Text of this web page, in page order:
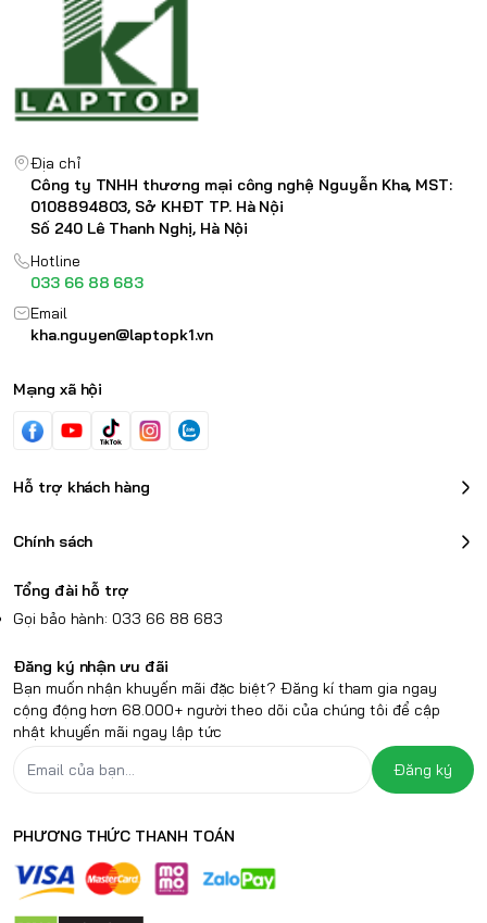
Địa chỉ
Công ty TNHH thương mại công nghệ Nguyễn Kha, MST:
0108894803, Sở KHĐT TP. Hà Nội
Số 240 Lê Thanh Nghị, Hà Nội
Hotline
033 66 88 683
Email
kha.nguyen@laptopk1.vn
Mạng xã hội
Hỗ trợ khách hàng
Chính sách
Tổng đài hỗ trợ
Gọi bảo hành: 033 66 88 683
Đăng ký nhận ưu đãi
Bạn muốn nhận khuyến mãi đặc biệt? Đăng kí tham gia ngay
cộng động hơn 68.000+ người theo dõi của chúng tôi để cập
nhật khuyến mãi ngay lập tức
Đăng ký
PHƯƠNG THỨC THANH TOÁN